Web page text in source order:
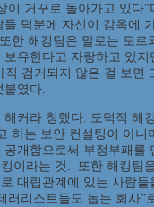
이 거꾸로 돌아가고 있다”
들 덕분에 자신이 감옥에
한 해킹팀은 말로는 토르
보유한다고 자랑하고 있
직 검거되지 않은 걸 보면
였다.
커라 칭했다. 도덕적 해
하는 보안 컨설팅이 아니
개함으로써 부정부패를
이라는 것. 또한 해킹팀
대립관계에 있는 사람
러리스트들도 돕는 회사”